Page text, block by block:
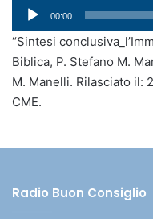
Audio
Player
00:00
“Sintesi
Biblica, P. Stefano M.
M. Manelli. Rilasciato il:
CME.
Radio Buon Consiglio